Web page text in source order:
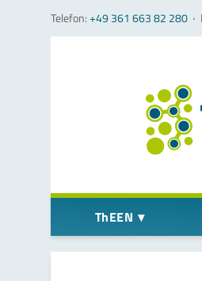
Telefon:+49 361 663 82 280 ‧
Navigation überspringen
ThEEN